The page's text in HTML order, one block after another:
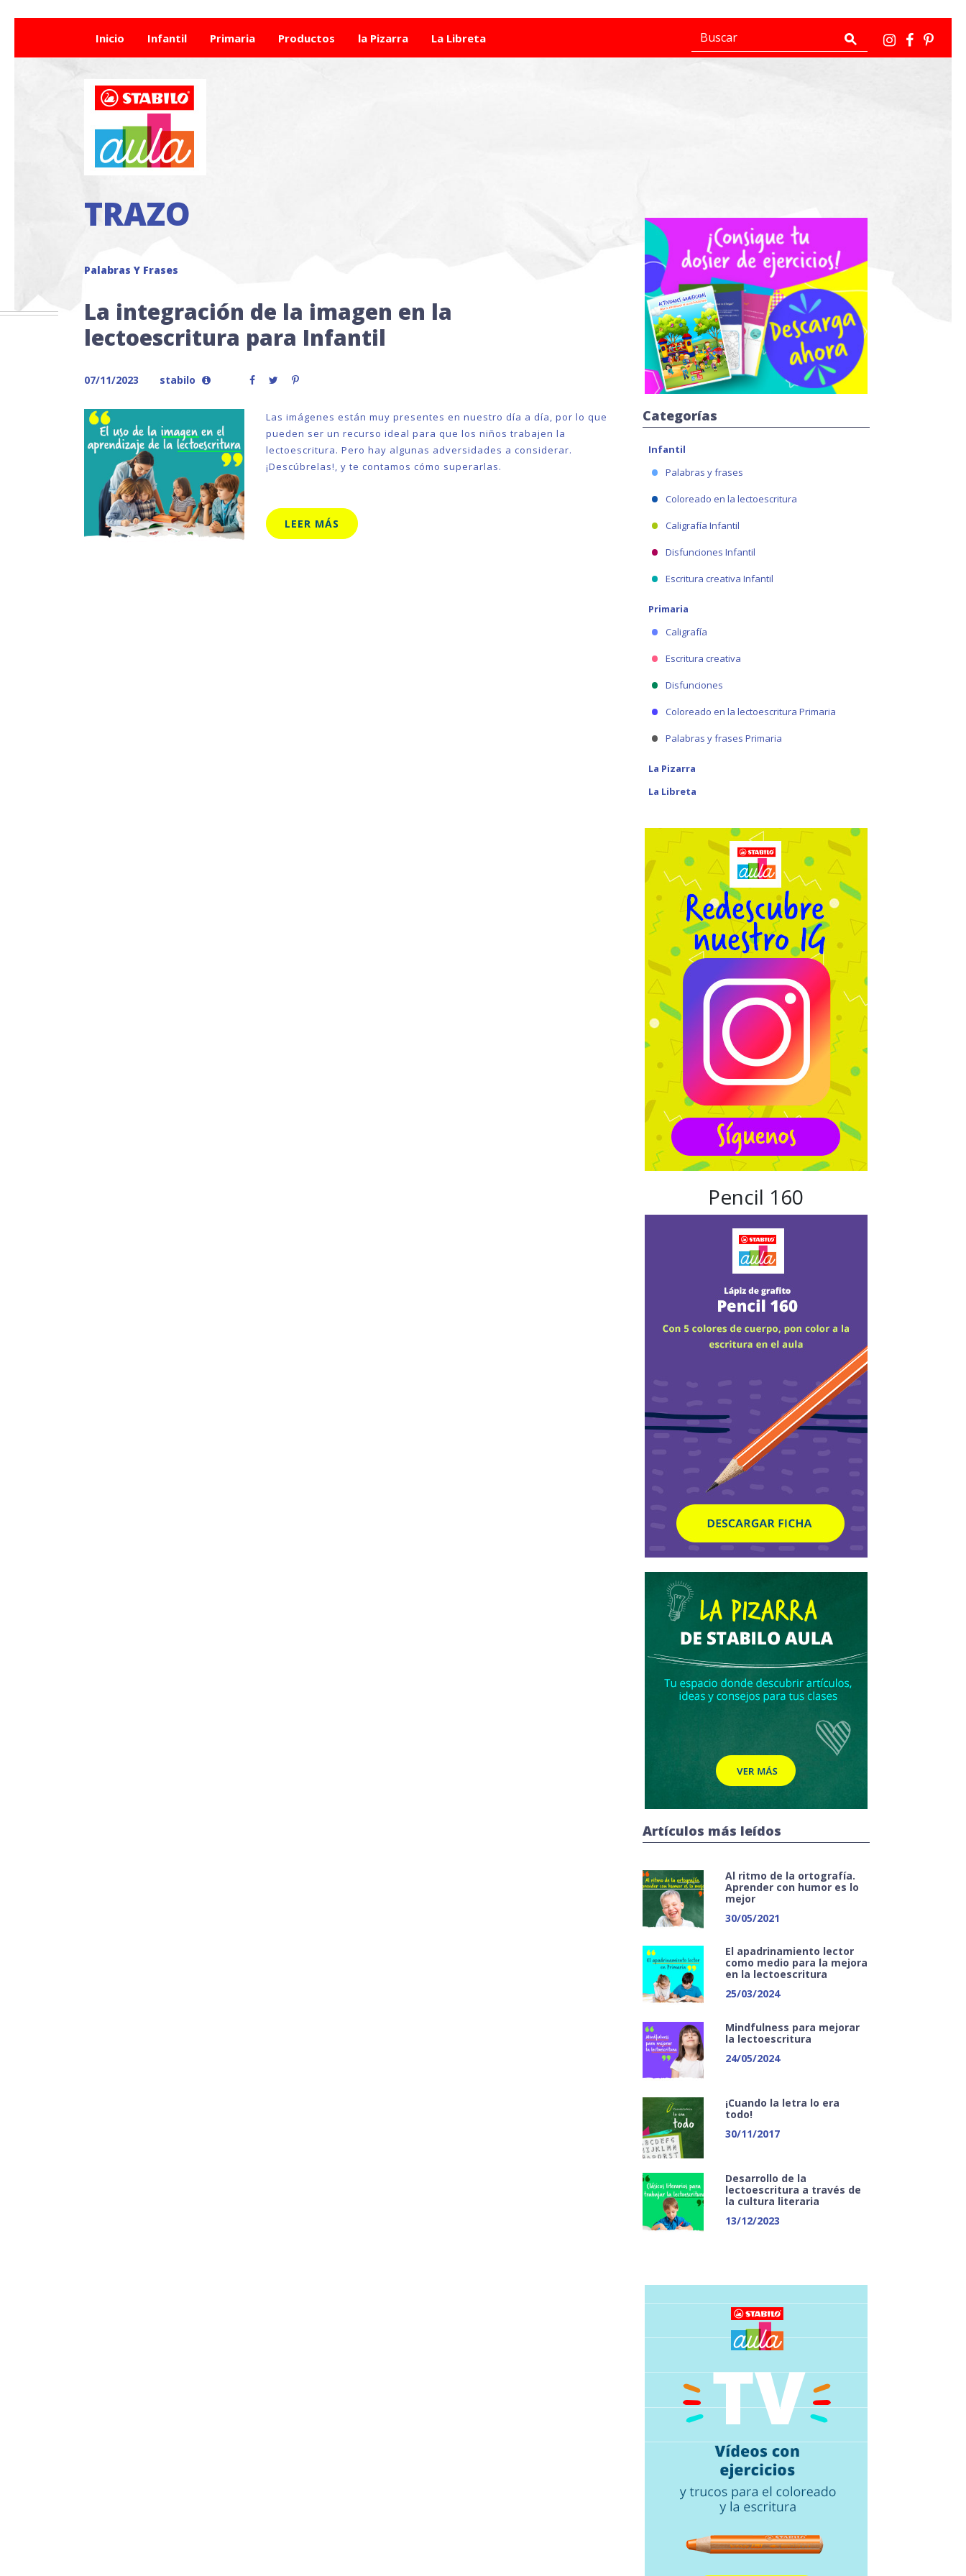
Inicio Infantil Primaria Productos la Pizarra La Libreta
TRAZO
Palabras Y Frases
La integración de la imagen en la
lectoescritura para Infantil
07/11/2023 stabilo
Las imágenes están muy presentes en nuestro día a día, por lo que
pueden ser un recurso ideal para que los niños trabajen la
lectoescritura. Pero hay algunas adversidades a considerar.
¡Descúbrelas!, y te contamos cómo superarlas.
LEER MÁS
Categorías
Infantil
Palabras y frases
Coloreado en la lectoescritura
Caligrafía Infantil
Disfunciones Infantil
Escritura creativa Infantil
Primaria
Caligrafía
Escritura creativa
Disfunciones
Coloreado en la lectoescritura Primaria
Palabras y frases Primaria
La Pizarra
La Libreta
Pencil 160
Artículos más leídos
Al ritmo de la ortografía.
Aprender con humor es lo
mejor
30/05/2021
El apadrinamiento lector
como medio para la mejora
en la lectoescritura
25/03/2024
Mindfulness para mejorar
la lectoescritura
24/05/2024
¡Cuando la letra lo era
todo!
30/11/2017
Desarrollo de la
lectoescritura a través de
la cultura literaria
13/12/2023